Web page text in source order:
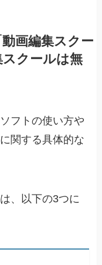
画編集スクー
クールは無
フトの使い方や
関する具体的な
、以下の3つに